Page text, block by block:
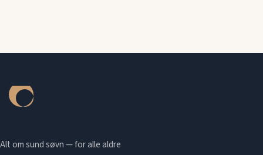
Alt om sund søvn — for alle aldre